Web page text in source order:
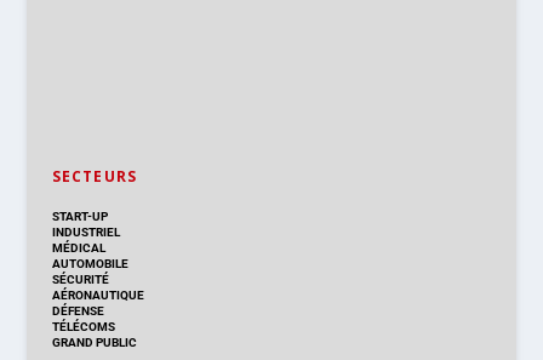
SECTEURS
START-UP
INDUSTRIEL
MÉDICAL
AUTOMOBILE
SÉCURITÉ
AÉRONAUTIQUE
DÉFENSE
TÉLÉCOMS
GRAND PUBLIC